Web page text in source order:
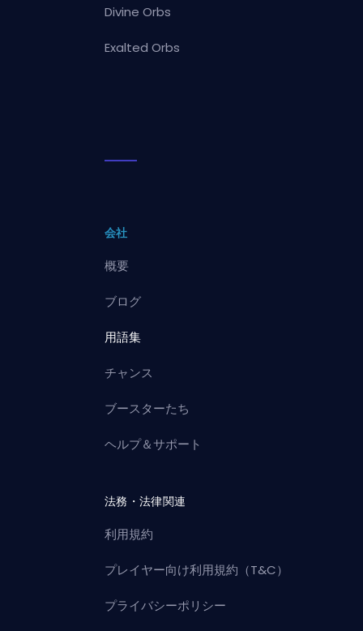
Divine Orbs
Exalted Orbs
会社
概要
ブログ
用語集
チャンス
ブースターたち
ヘルプ＆サポート
法務・法律関連
利用規約
プレイヤー向け利用規約（T&C）
プライバシーポリシー